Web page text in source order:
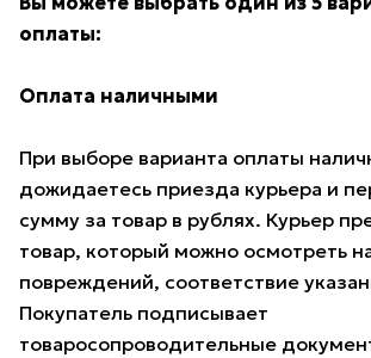
оплаты:
Оплата наличными
При выборе варианта оплаты
дожидаетесь приезда курьера и
сумму за товар в рублях. Курьер
товар, который можно осмотреть
повреждений, соответствие
Покупатель подписывает
товаросопроводительные